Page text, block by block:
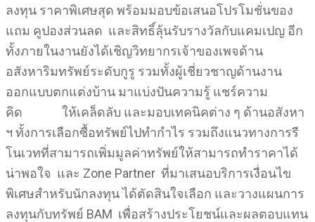
ลงทุน ราคาพิเศษสุด พร้อมมอบข้อเสนอโปรโมชั่นของ
แถม คูปองส่วนลด และสิทธิ์ลุ้นรับรางวัลกับแคมเปญ อีก
ทั้งภายในงานยังได้เชิญวิทยากรเจ้าของเพจด้าน
อสังหาริมทรัพย์ระดับกูรู รวมทั้งผู้เชี่ยวชาญด้านงาน
ออกแบบตกแต่งบ้าน มาแบ่งปันความรู้ แชร์ความ
คิด ให้เคล็ดลับ และมอบเทคนิคต่าง ๆ ด้านอสังหา
ฯ ทั้งการเลือกซื้อทรัพย์ไปทำกำไร รวมถึงแนวทางการรี
โนเวทที่สามารถเพิ่มมูลค่าทรัพย์ให้สามารถทำราคาได้
น่าพอใจ และ Zone Partner ที่มาเสนอบริการเงื่อนไข
พิเศษสำหรับนักลงทุน ได้ตัดสินใจเลือก และวางแผนการ
ลงทุนกับทรัพย์ BAM เพื่อสร้างประโยชน์และผลตอบแทน